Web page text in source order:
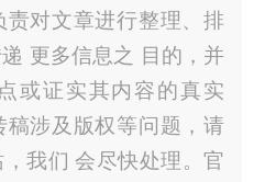
对文章进行整理、排
更多信息之 目的，并
或证实其内容的真实
涉及版权等问题，请
我们 会尽快处理。官